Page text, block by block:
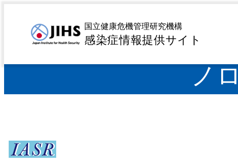
国立健康危機管理研究機構
感染症情報提供サイト
トップページ> サーベイランス>病原微生物検出情報（
ノ